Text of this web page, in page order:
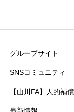
グループサイト
SNSコミュニティ
【山川FA】人的補